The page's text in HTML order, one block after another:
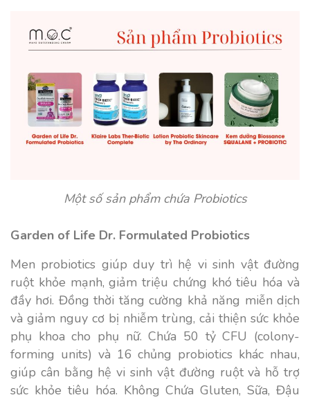
Một số sản phẩm chứa Probiotics
Garden of Life Dr. Formulated Probiotics
Men probiotics giúp duy trì hệ vi sinh vật đường
ruột khỏe mạnh, giảm triệu chứng khó tiêu hóa và
đầy hơi. Đồng thời tăng cường khả năng miễn dịch
và giảm nguy cơ bị nhiễm trùng, cải thiện sức khỏe
phụ khoa cho phụ nữ. Chứa 50 tỷ CFU (colony-
forming units) và 16 chủng probiotics khác nhau,
giúp cân bằng hệ vi sinh vật đường ruột và hỗ trợ
sức khỏe tiêu hóa. Không Chứa Gluten, Sữa, Đậu